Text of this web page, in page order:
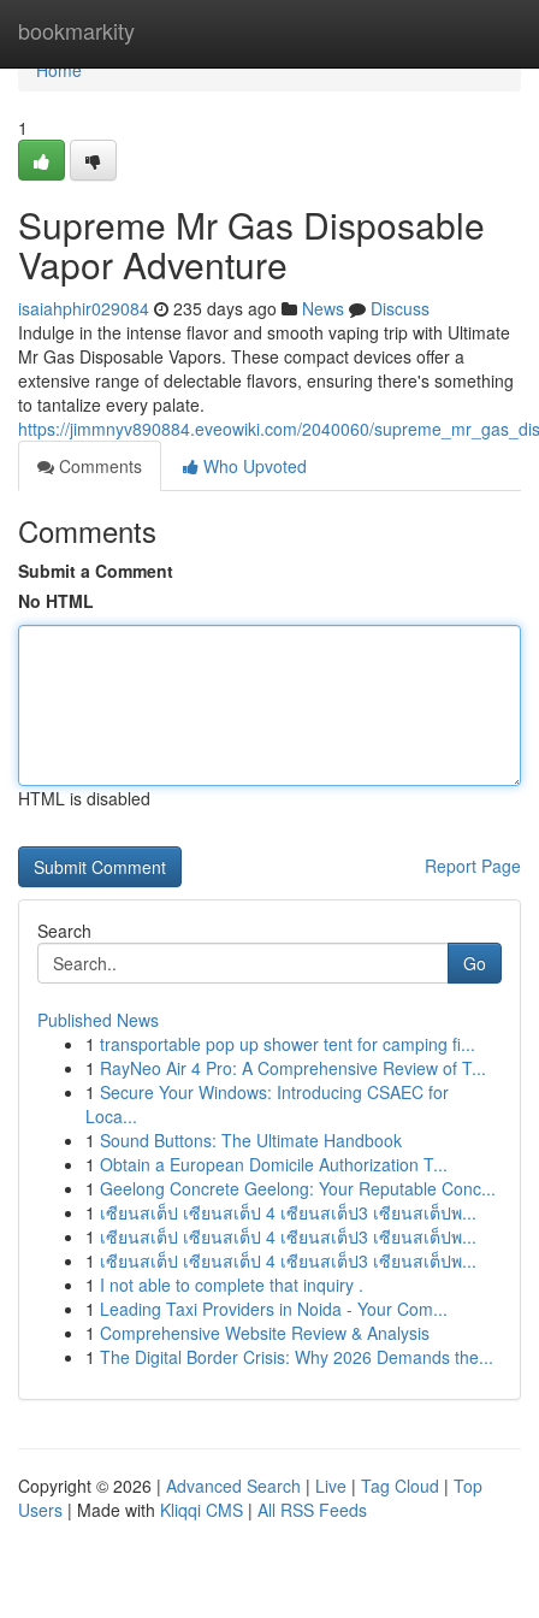
bookmarkity
Home
Home
1
Supreme Mr Gas Disposable
Vapor Adventure
isaiahphir029084 235 days ago News
Discuss
Indulge in the intense flavor and smooth vaping trip with Ultimate
Mr Gas Disposable Vapors. These compact devices offer a
extensive range of delectable flavors, ensuring there's something
to tantalize every palate.
https://jimmnyv890884.eveowiki.com/2040060/
Comments
Who Upvoted
Comments
Submit a Comment
No HTML
HTML is disabled
Report Page
Search
Go
Published News
1 transportable pop up shower tent for camping fi...
1 RayNeo Air 4 Pro: A Comprehensive Review of T...
1 Secure Your Windows: Introducing CSAEC for
Loca...
1 Sound Buttons: The Ultimate Handbook
1 Obtain a European Domicile Authorization T...
1 Geelong Concrete Geelong: Your Reputable Conc...
1 เซียนสเต็ป เซียนสเต็ป 4 เซียนสเต็ป3 เซียนสเต็ปพ...
1 เซียนสเต็ป เซียนสเต็ป 4 เซียนสเต็ป3 เซียนสเต็ปพ...
1 เซียนสเต็ป เซียนสเต็ป 4 เซียนสเต็ป3 เซียนสเต็ปพ...
1 I not able to complete that inquiry .
1 Leading Taxi Providers in Noida - Your Com...
1 Comprehensive Website Review & Analysis
1 The Digital Border Crisis: Why 2026 Demands the...
Copyright © 2026 | Advanced Search | Live | Tag Cloud | Top
Users | Made with Kliqqi CMS | All RSS Feeds